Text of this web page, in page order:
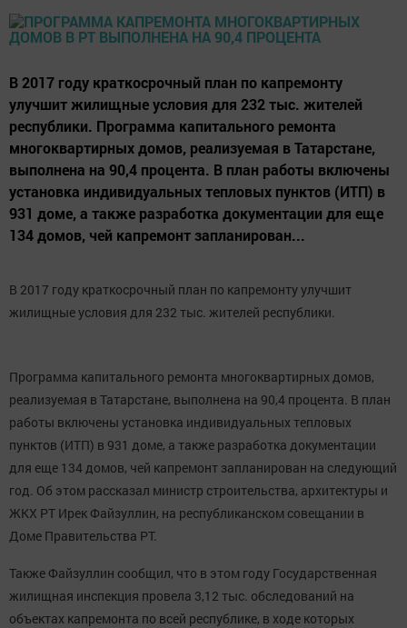
В 2017 году краткосрочный план по капремонту
улучшит жилищные условия для 232 тыс. жителей
республики. Программа капитального ремонта
многоквартирных домов, реализуемая в Татарстане,
выполнена на 90,4 процента. В план работы включены
установка индивидуальных тепловых пунктов (ИТП) в
931 доме, а также разработка документации для еще
134 домов, чей капремонт запланирован...
В 2017 году краткосрочный план по капремонту улучшит
жилищные условия для 232 тыс. жителей республики.
Программа капитального ремонта многоквартирных домов,
реализуемая в Татарстане, выполнена на 90,4 процента. В план
работы включены установка индивидуальных тепловых
пунктов (ИТП) в 931 доме, а также разработка документации
для еще 134 домов, чей капремонт запланирован на следующий
год. Об этом рассказал министр строительства, архитектуры и
ЖКХ РТ Ирек Файзуллин, на республиканском совещании в
Доме Правительства РТ.
Также Файзуллин сообщил, что в этом году Государственная
жилищная инспекция провела 3,12 тыс. обследований на
объектах капремонта по всей республике, в ходе которых